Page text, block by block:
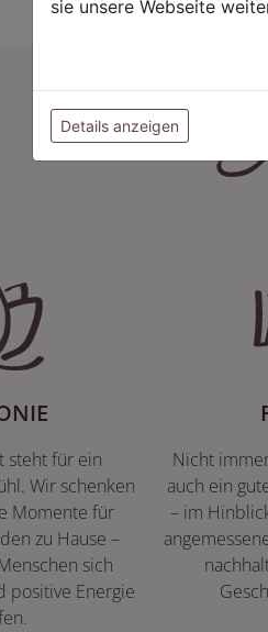
steht für ein
Wir schenken
Momente für
zu Hause –
sich
positive Energie
Nicht
auch ein
– im
sie unsere Webseite
Details anzeigen